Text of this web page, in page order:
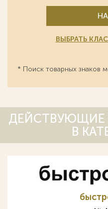
ВЫБРАТЬ
* Поиск товарных знаков
ДЕЙСТВУЮЩИЕ
В